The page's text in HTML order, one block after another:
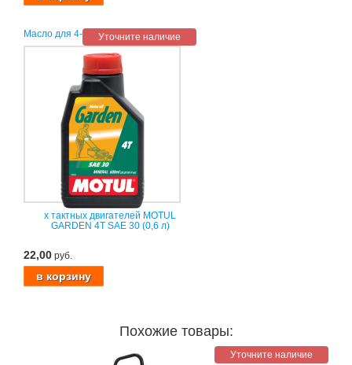
Уточните наличие
Масло для 4-
х тактных двигателей MOTUL
GARDEN 4T SAE 30 (0,6 л)
22,00 руб.
Похожие товары:
Уточните наличие